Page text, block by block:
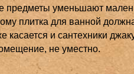
предметы уменьшают
плитка для ванной
касается и сантехники
не уместно.